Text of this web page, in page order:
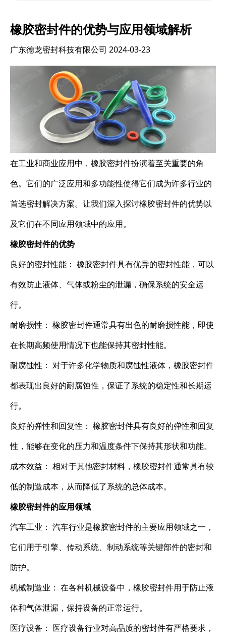
橡胶密封件的优势与应用领域解析
广东德龙密封科技有限公司 2024-03-23
在工业和商业应用中，橡胶密封件扮演着至关重要的角
色。它们的广泛应用和多功能性使得它们成为许多行业的
首选密封解决方案。让我们深入探讨橡胶密封件的优势以
及它们在不同应用领域中的应用。
橡胶密封件的优势
良好的密封性能： 橡胶密封件具有优异的密封性能，可以
有效防止液体、气体或粉尘的泄漏，确保系统的安全运
行。
耐磨损性： 橡胶密封件通常具有出色的耐磨损性能，即使
在长期高频使用情况下也能保持其密封性能。
耐腐蚀性： 对于许多化学物质和腐蚀性液体，橡胶密封件
都表现出良好的耐腐蚀性，保证了系统的稳定性和长期运
行。
良好的弹性和回复性： 橡胶密封件具有良好的弹性和回复
性，能够在变化的压力和温度条件下保持其形状和功能。
成本效益： 相对于其他密封材料，橡胶密封件通常具有较
低的制造成本，从而降低了系统的总体成本。
橡胶密封件的应用领域
汽车工业： 汽车行业是橡胶密封件的主要应用领域之一，
它们用于引擎、传动系统、制动系统等关键部件的密封和
防护。
机械制造业： 在各种机械设备中，橡胶密封件用于防止液
体和气体泄漏，保持设备的正常运行。
医疗设备： 医疗设备行业对高品质的密封件有严格要求，